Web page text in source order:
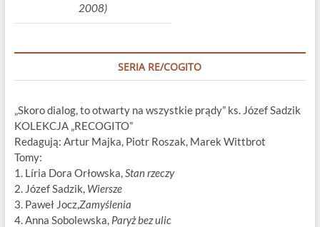
2008)
SERIA RE/COGITO
„Skoro dialog, to otwarty na wszystkie prądy” ks. Józef Sadzik
KOLEKCJA „RECOGITO”
Redagują: Artur Majka, Piotr Roszak, Marek Wittbrot
Tomy:
1. Líria Dora Orłowska,Stan rzeczy
2. Józef Sadzik, Wiersze
3. Paweł Jocz,Zamyślenia
4. Anna Sobolewska, Paryż bez ulic